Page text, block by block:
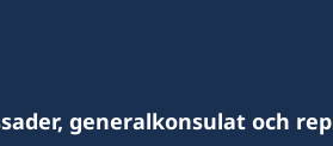
generalkonsulat och